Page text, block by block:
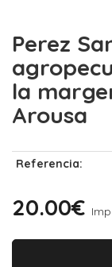
Perez
la
Arousa
Referencia:
20.00€